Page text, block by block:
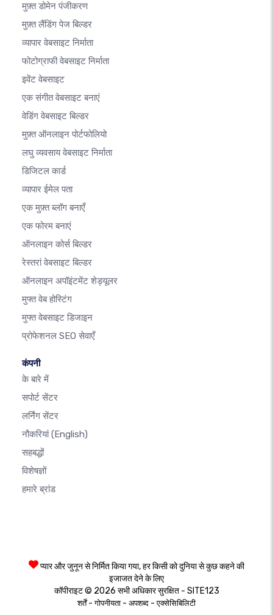
मुफ़्त डोमेन पंजीकरण
मुफ़्त लैंडिंग पेज बिल्डर
व्यापार वेबसाइट निर्माता
फोटोग्राफी वेबसाइट निर्माता
इवेंट वेबसाइट
एक संगीत वेबसाइट बनाएं
वेडिंग वेबसाइट बिल्डर
मुफ़्त ऑनलाइन पोर्टफोलियो
लघु व्यवसाय वेबसाइट निर्माता
डिजिटल कार्ड
व्यापार ईमेल पता
एक मुफ़्त ब्लॉग बनाएँ
एक फोरम बनाएं
ऑनलाइन कोर्स बिल्डर
रेस्तरां वेबसाइट बिल्डर
ऑनलाइन अपॉइंटमेंट शेड्यूलर
मुफ्त वेब होस्टिंग
मुफ्त वेबसाइट डिजाइन
प्रोफेशनल SEO सेवाएँ
कंपनी
के बारे में
सपोर्ट सेंटर
लर्निंग सेंटर
नौकरियां(English)
सहबद्धों
विशेषज्ञों
हमारे ब्रांड
प्यार और जुनून से निर्मित किया गया, हर किसी को दुनिया से कुछ कहने की
इजाजत देने के लिए
कॉपीराइट © 2026 सभी अधिकार सुरक्षित - SITE123
शर्तें-गोपनीयता - अपशब्द -एक्सेसिबिलिटी